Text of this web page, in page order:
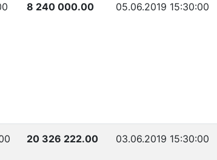
8 240 000.00 05.06.2019 15:30:00
20 326 222.00 03.06.2019 15:30:00